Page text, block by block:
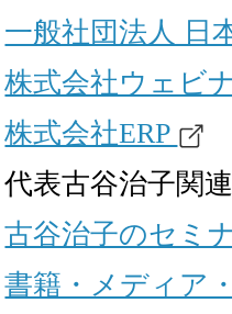
一般社団法人 日
株式会社ウェビ
株式会社ERP
代表古谷治子関連
古谷治子のセミ
書籍・メディア